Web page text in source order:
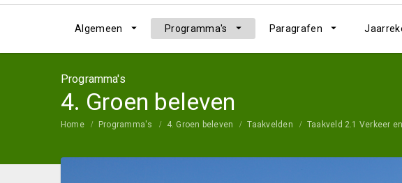
Algemeen Programma's Paragrafen
Programma's
4. Groen beleven
Home Programma's 4. Groen beleven Taakvelden Taakveld 2.1 Verkeer